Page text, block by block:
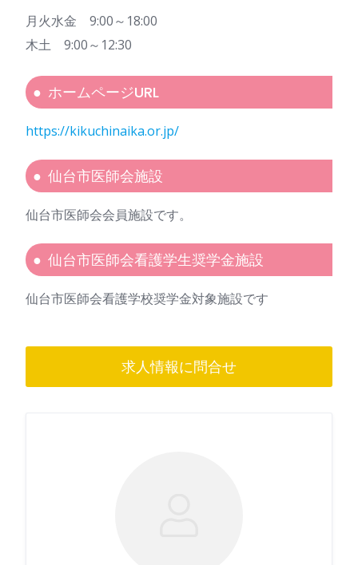
月火水金 9:00～18:00
木土 9:00～12:30
ホームページURL
https://kikuchinaika.or.jp/
仙台市医師会施設
仙台市医師会会員施設です。
仙台市医師会看護学生奨学金施設
仙台市医師会看護学校奨学金対象施設です
求人情報に問合せ